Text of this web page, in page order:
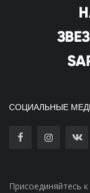
СОЦИАЛЬНЫЕ
Присоединяйтесь